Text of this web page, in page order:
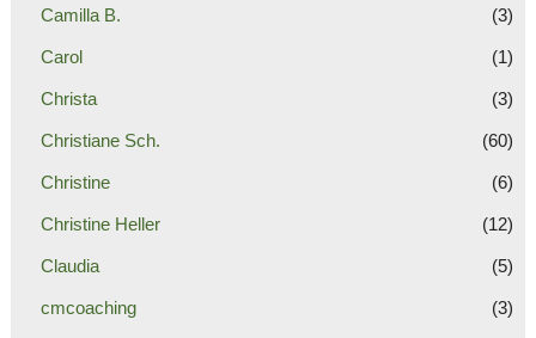
Camilla B. (3)
Carol (1)
Christa (3)
Christiane Sch. (60)
Christine (6)
Christine Heller (12)
Claudia (5)
cmcoaching (3)